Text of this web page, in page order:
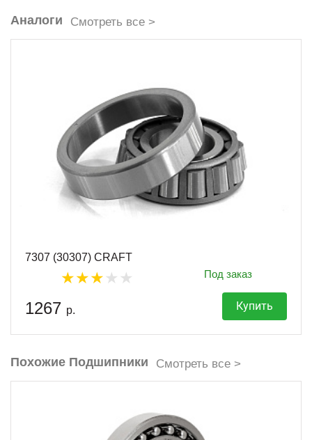
Аналоги Смотреть все >
7307 (30307) CRAFT
Под заказ
1267 р. Купить
Похожие Подшипники Смотреть все >